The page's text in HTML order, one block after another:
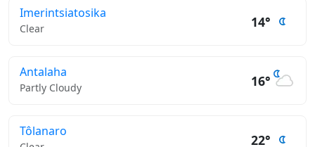
Imerintsiatosika
Clear 14°
Antalaha
Partly Cloudy 16°
Tôlanaro
22°